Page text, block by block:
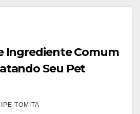
Ingrediente Comum
Seu Pet
TOMITA